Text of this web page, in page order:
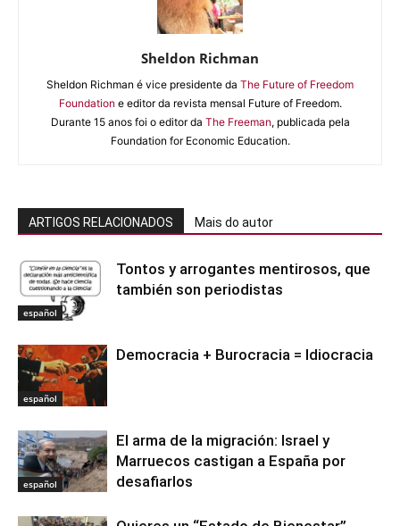
Sheldon Richman
Sheldon Richman é vice presidente da The Future of Freedom
Foundation e editor da revista mensal Future of Freedom.
Durante 15 anos foi o editor da The Freeman, publicada pela
Foundation for Economic Education.
ARTIGOS RELACIONADOS Mais do autor
español
Tontos y arrogantes mentirosos, que
también son periodistas
español
Democracia + Burocracia = Idiocracia
español
El arma de la migración: Israel y
Marruecos castigan a España por
desafiarlos